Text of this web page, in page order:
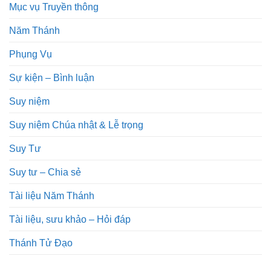
Mục vụ Truyền thông
Năm Thánh
Phụng Vụ
Sự kiện – Bình luận
Suy niệm
Suy niệm Chúa nhật & Lễ trọng
Suy Tư
Suy tư – Chia sẻ
Tài liệu Năm Thánh
Tài liệu, sưu khảo – Hỏi đáp
Thánh Tử Đạo